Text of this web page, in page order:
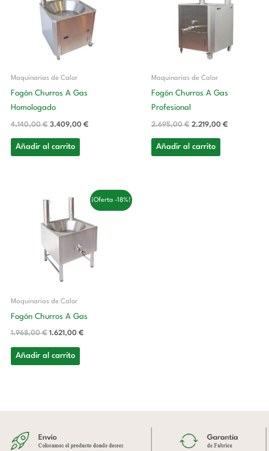
Maquinarias de Calor
Fogón Churros A Gas
Homologado
4.140,00€
era:
4.140,00 €.
3.409,00 €
es:
3.409,00 €.
Añadir al carrito
Maquinarias de Calor
Fogón Churros A Gas
Profesional
2.695,00€
era:
2.219,00 €
es:
Añadir al carrito
¡Oferta -18%!
Maquinarias de Calor
Fogón Churros A Gas
1.968,00€
original
era:
1.968,00 €.
1.621,00 €
precio
es:
1.621,00 €.
Añadir al carrito